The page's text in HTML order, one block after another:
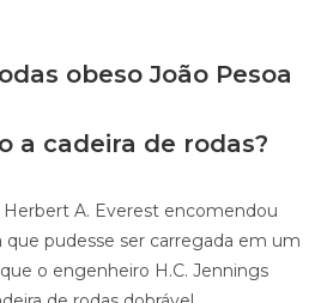
obeso João Pesoa
a cadeira de rodas?
Herbert A. Everest encomendou
pudesse ser carregada em um
o engenheiro H.C. Jennings